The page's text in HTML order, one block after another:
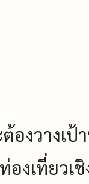
องวางเ
งเที่ยวเ